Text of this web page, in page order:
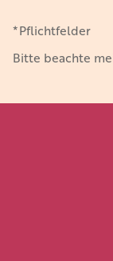
*Pflichtfelder
Bitte beachte